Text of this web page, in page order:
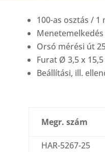
100-as osztás /
Orsó mérési út
Furat Ø 3,5 x
Beállítási, ill.
Megr. szám
HAR-5267-25